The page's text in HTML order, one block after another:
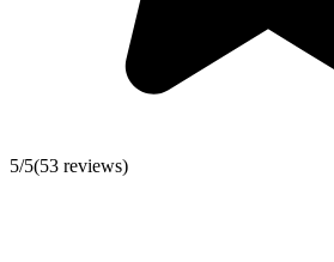
5/5(53 reviews)